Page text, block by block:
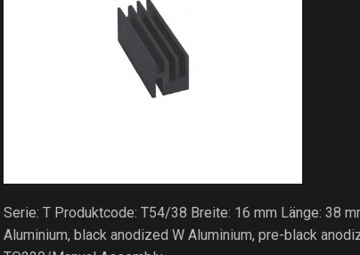
Serie: T Produktcode: T54/38 Breite: 16 mm Länge: 38
Aluminium, black anodized W Aluminium, pre-black